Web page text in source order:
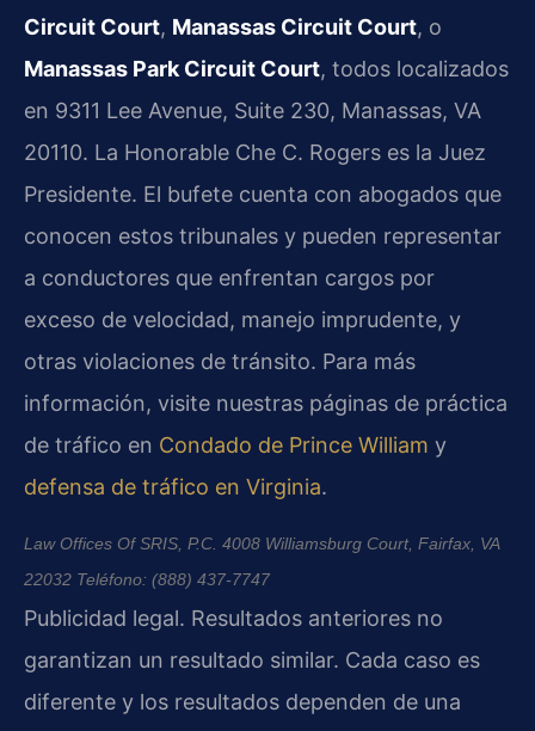
Circuit Court, Manassas Circuit Court, o
Manassas Park Circuit Court, todos localizados
en 9311 Lee Avenue, Suite 230, Manassas, VA
20110. La Honorable Che C. Rogers es la Juez
Presidente. El bufete cuenta con abogados que
conocen estos tribunales y pueden representar
a conductores que enfrentan cargos por
exceso de velocidad, manejo imprudente, y
otras violaciones de tránsito. Para más
información, visite nuestras páginas de práctica
de tráfico en Condado de Prince William y
defensa de tráfico en Virginia.
Law Offices Of SRIS, P.C. 4008 Williamsburg Court, Fairfax, VA
22032 Teléfono: (888) 437-7747
Publicidad legal. Resultados anteriores no
garantizan un resultado similar. Cada caso es
diferente y los resultados dependen de una